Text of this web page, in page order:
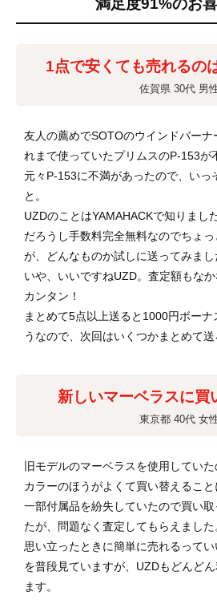
満足度91%のお
1点で安くても売れるの
佐賀県 30代 男
友人の薦めでSOTOのウインドバーナ
れまで使っていたプリムスのP-153が
元々P-153に不満があったので、いっ
と。
UZDのことはYAMAHACKで知りまし
だろうし手数料完全無料なのでちょ
が、どんなものか試しに送ってみまし
いや、いいですねUZD。査定額もな
カンタン！
まとめて5点以上送ると1000円ボーナ
うなので、次回はいくつかまとめて送
新しいマーベラスに買
東京都 40代 女
旧モデルのマーベラスを使用してい
カラーのほうがよくて買い替えること
一部付属品を紛失していたので買い
たが、問題なく査定してもらえました
思い立ったときに簡単に売れるって
を普段見ていますが、UZDもどんど
ます。